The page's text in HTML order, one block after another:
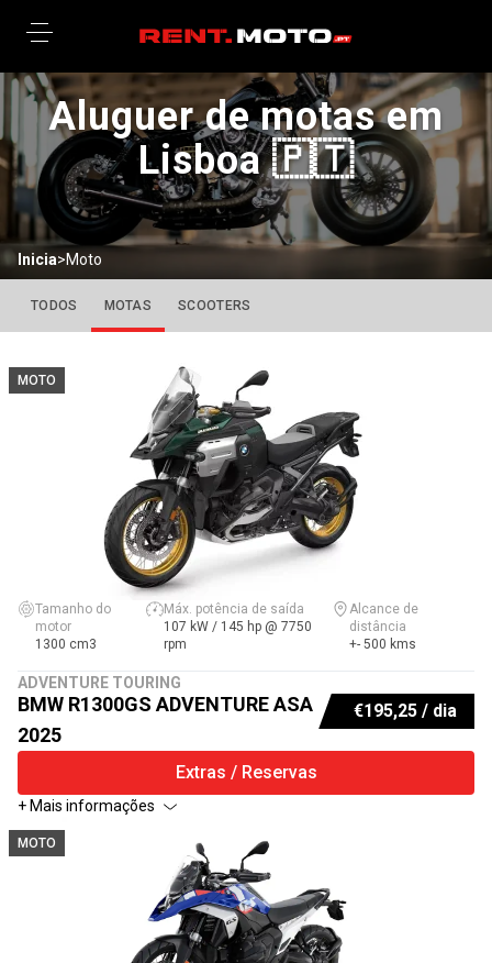
Aluguer de motas em
Lisboa 🇵🇹
Inicia>Moto
TODOS MOTAS SCOOTERS
Tamanho do
motor
1300 cm3
Máx. potência de saída
107 kW / 145 hp @ 7750
rpm
Alcance de
distância
+- 500 kms
ADVENTURE TOURING
BMW R1300GS ADVENTURE ASA
2025
€195,25 / dia
Extras / Reservas
MOTO
+ Mais informações
MOTO